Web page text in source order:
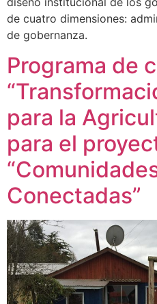
de cuatro dimensiones:
de gobernanza.
Programa de
para la
para el
Conectadas”